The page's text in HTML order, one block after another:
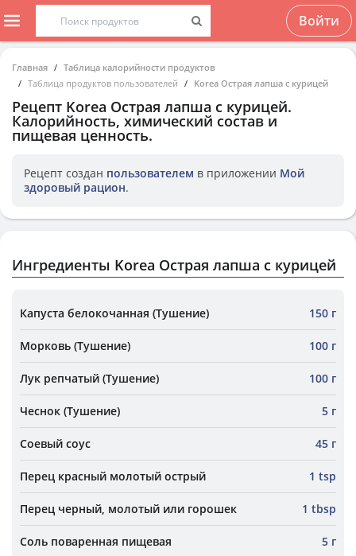
Войти
Главная
Таблица калорийности продуктов
Таблица продуктов пользователей
Korea Острая лапша с курицей
Рецепт Korea Острая лапша с курицей.
Калорийность, химический состав и
пищевая ценность.
Рецепт создан пользователем в приложении Мой
здоровый рацион.
Ингредиенты Korea Острая лапша с курицей
Капуста белокочанная (Тушение) 150 г
Морковь (Тушение) 100 г
Лук репчатый (Тушение) 100 г
Чеснок (Тушение) 5 г
Соевый соус 45 г
Перец красный молотый острый 1 tsp
Перец черный, молотый или горошек 1 tbsp
Соль поваренная пищевая 5 г